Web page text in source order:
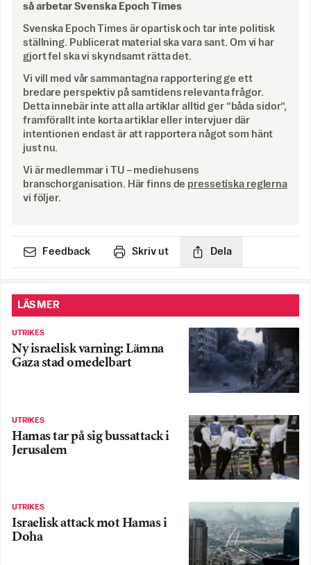
så arbetar Svenska Epoch Times
Svenska Epoch Times är opartisk och tar inte politisk
ställning. Publicerat material ska vara sant. Om vi har
gjort fel ska vi skyndsamt rätta det.
Vi vill med vår sammantagna rapportering ge ett
bredare perspektiv på samtidens relevanta frågor.
Detta innebär inte att alla artiklar alltid ger ”båda sidor”,
framförallt inte korta artiklar eller intervjuer där
intentionen endast är att rapportera något som hänt
just nu.
Vi är medlemmar i TU – mediehusens
branschorganisation. Här finns de pressetiska reglerna
vi följer.
Feedback Skriv ut Dela
LÄS MER
UTRIKES
Ny israelisk varning: Lämna
Gaza stad omedelbart
UTRIKES
Hamas tar på sig bussattack i
Jerusalem
UTRIKES
Israelisk attack mot Hamas i
Doha